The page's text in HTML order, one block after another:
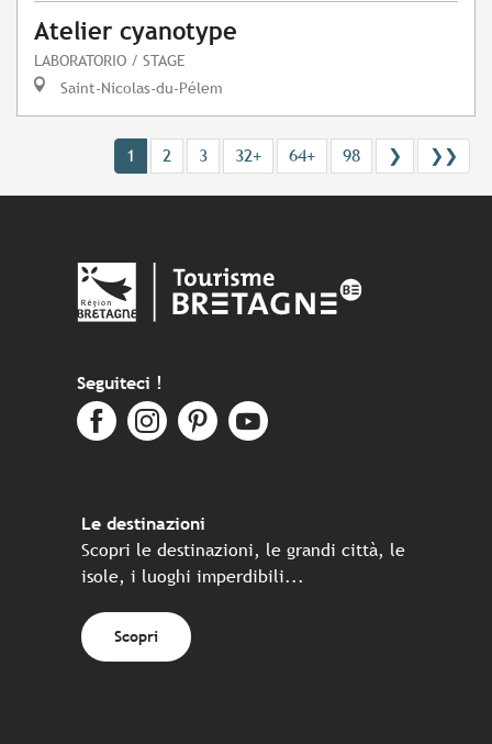
Atelier cyanotype
LABORATORIO / STAGE
Saint-Nicolas-du-Pélem
1 2 3 32+ 64+ 98 ❯ ❯❯
Seguiteci !
Le destinazioni
Scopri le destinazioni, le grandi città, le
isole, i luoghi imperdibili...
Scopri